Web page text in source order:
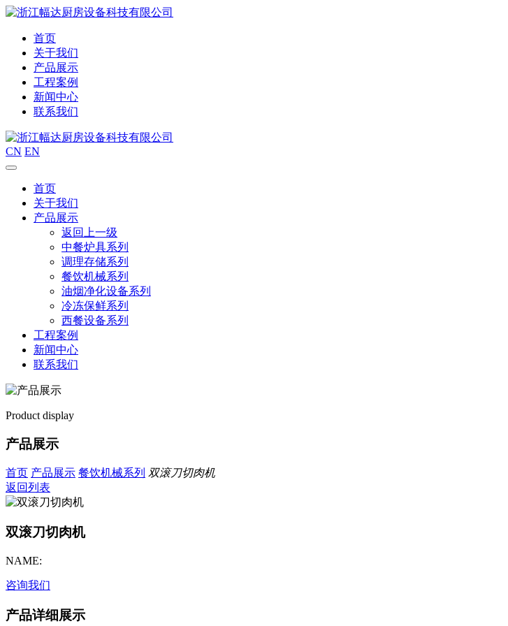
首页
关于我们
产品展示
工程案例
新闻中心
联系我们
CN EN
首页
关于我们
产品展示
返回上一级
中餐炉具系列
调理存储系列
餐饮机械系列
油烟净化设备系列
冷冻保鲜系列
西餐设备系列
工程案例
新闻中心
联系我们
Product display
产品展示
首页 产品展示 餐饮机械系列 双滚刀切肉机
返回列表
双滚刀切肉机
NAME:
咨询我们
产品详细展示